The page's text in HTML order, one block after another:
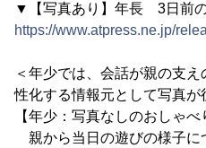
▼【写真あり】年長 3日前
https://www.atpress.ne.jp/
＜年少では、会話が親の支
性化する情報元として写真が
【年少：写真なしのおしゃべ
親から当日の遊びの様子に